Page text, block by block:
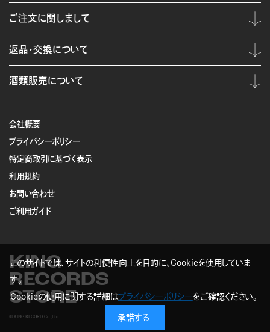
会社概要
プライバシーポリシー
特定商取引に基づく表示
利用規約
お問い合わせ
ご利用ガイド
KING
RECORDS
STORE
© KING RECORD Co.,Ltd.
ご注文に関しまして
返品・交換について
酒類販売について
このサイトでは、サイトの利便性向上を目的に、Cookieを使用していま
す。
Cookieの使用に関する詳細はプライバシーポリシーをご確認ください。
承諾する